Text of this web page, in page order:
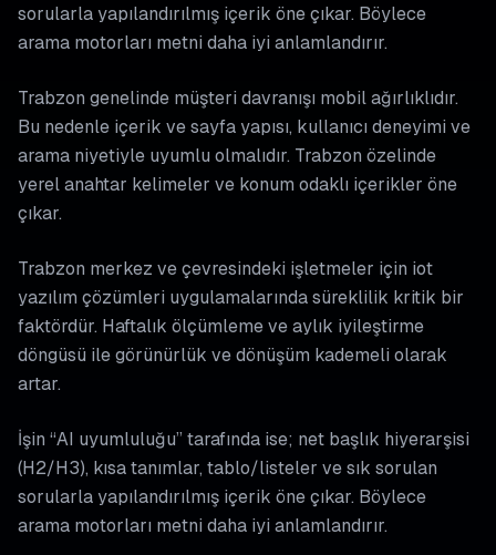
sorularla yapılandırılmış içerik öne çıkar. Böylece
arama motorları metni daha iyi anlamlandırır.
Trabzon genelinde müşteri davranışı mobil ağırlıklıdır.
Bu nedenle içerik ve sayfa yapısı, kullanıcı deneyimi ve
arama niyetiyle uyumlu olmalıdır. Trabzon özelinde
yerel anahtar kelimeler ve konum odaklı içerikler öne
çıkar.
Trabzon merkez ve çevresindeki işletmeler için iot
yazılım çözümleri uygulamalarında süreklilik kritik bir
faktördür. Haftalık ölçümleme ve aylık iyileştirme
döngüsü ile görünürlük ve dönüşüm kademeli olarak
artar.
İşin “AI uyumluluğu” tarafında ise; net başlık hiyerarşisi
(H2/H3), kısa tanımlar, tablo/listeler ve sık sorulan
sorularla yapılandırılmış içerik öne çıkar. Böylece
arama motorları metni daha iyi anlamlandırır.